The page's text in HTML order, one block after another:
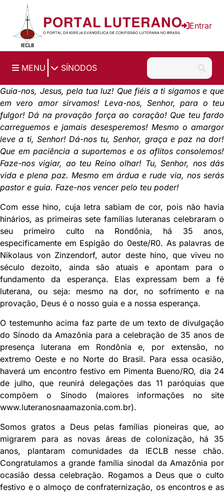
Ir para o conteúdo principal
Entrar
MENU SÍNODOS
Guia-nos, Jesus, pela tua luz! Que fiéis a ti sigamos e que
em vero amor sirvamos! Leva-nos, Senhor, para o teu
fulgor! Dá na provação força ao coração! Que teu fardo
carreguemos e jamais desesperemos! Mesmo o amargor
leve a ti, Senhor! Dá-nos tu, Senhor, graça e paz na dor!
Que em paciência a suportemos e os aflitos consolemos!
Faze-nos vigiar, ao teu Reino olhar! Tu, Senhor, nos dás
vida e plena paz. Mesmo em árdua e rude via, nos serás
pastor e guia. Faze-nos vencer pelo teu poder!
Com esse hino, cuja letra sabiam de cor, pois não havia
hinários, as primeiras sete famílias luteranas celebraram o
seu primeiro culto na Rondônia, há 35 anos,
especificamente em Espigão do 0este/R0. As palavras de
Nikolaus von Zinzendorf, autor deste hino, que viveu no
século dezoito, ainda são atuais e apontam para o
fundamento da esperança. Elas expressam bem a fé
luterana, ou seja: mesmo na dor, no sofrimento e na
provação, Deus é o nosso guia e a nossa esperança.
O testemunho acima faz parte de um texto de divulgação
do Sínodo da Amazônia para a celebração de 35 anos de
presença luterana em Rondônia e, por extensão, no
extremo Oeste e no Norte do Brasil. Para essa ocasião,
haverá um encontro festivo em Pimenta Bueno/RO, dia 24
de julho, que reunirá delegações das 11 paróquias que
compõem o Sínodo (maiores informações no site
www.luteranosnaamazonia.com.br).
Somos gratos a Deus pelas famílias pioneiras que, ao
migrarem para as novas áreas de colonização, há 35
anos, plantaram comunidades da IECLB nesse chão.
Congratulamos a grande família sinodal da Amazônia por
ocasião dessa celebração. Rogamos a Deus que o culto
festivo e o almoço de confraternização, os encontros e as